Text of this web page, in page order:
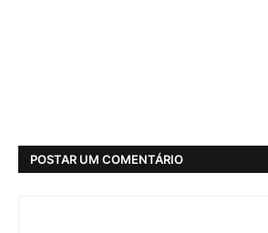
POSTAR UM COMENTÁRIO